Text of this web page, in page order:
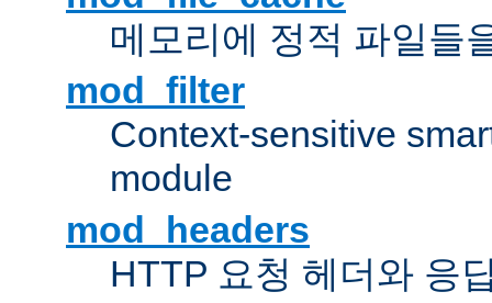
메모리에 정적 파일들
mod_filter
Context-sensitive
module
mod_headers
HTTP 요청 헤더와 응